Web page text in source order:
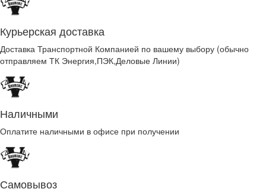
Курьерская доставка
Доставка Транспортной Компанией по вашему выбору (обычно
отправляем ТК Энергия,ПЭК,Деловые Линии)
Наличными
Оплатите наличными в офисе при получении
Самовывоз